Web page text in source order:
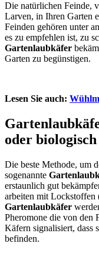
Die natürlichen Feinde,
Larven, in Ihren Garten
Feinden gehören unter
es zu empfehlen ist, zu
Gartenlaubkäfer
Garten zu begünstigen.
Lesen Sie auch:
oder biologisch
Die beste Methode, um
sogenannte
erstaunlich gut
arbeiten mit Lockstoffen
Gartenlaubkäfer
Pheromone die von den
Käfern signalisiert, dass
befinden.